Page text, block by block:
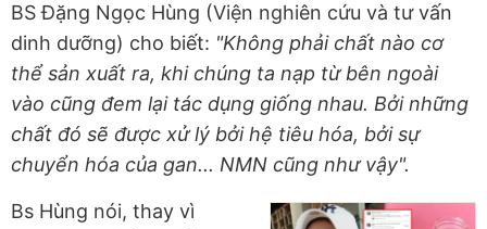
BS Đặng Ngọc Hùng (Viện nghiên cứu và tư vấn
dinh dưỡng) cho biết: "Không phải chất nào cơ
thể sản xuất ra, khi chúng ta nạp từ bên ngoài
vào cũng đem lại tác dụng giống nhau. Bởi những
chất đó sẽ được xử lý bởi hệ tiêu hóa, bởi sự
chuyển hóa của gan... NMN cũng như vậy".
Bs Hùng nói, thay vì